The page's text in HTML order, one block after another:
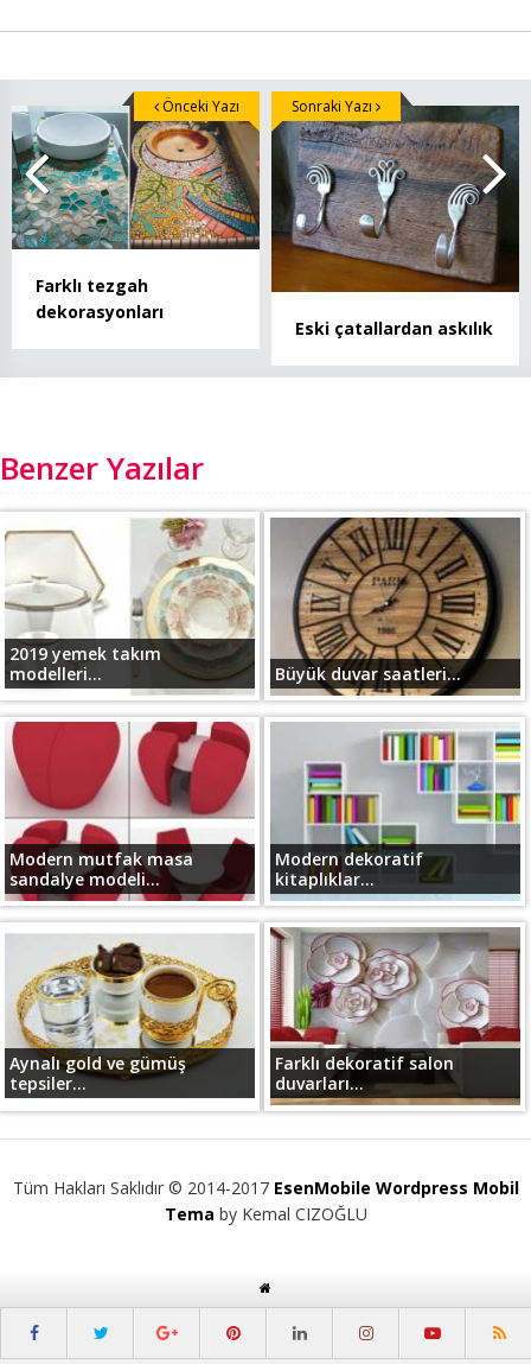
Farklı tezgah
dekorasyonları
Önceki Yazı
Eski çatallardan askılık
Sonraki Yazı
Benzer Yazılar
2019 yemek takım
modelleri...
Büyük duvar saatleri...
Modern mutfak masa
sandalye modeli...
Modern dekoratif
kitaplıklar...
Aynalı gold ve gümüş
tepsiler...
Farklı dekoratif salon
duvarları...
Tüm Hakları Saklıdır © 2014-2017 EsenMobile Wordpress Mobil
Tema by Kemal CIZOĞLU